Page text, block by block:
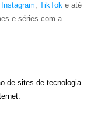
Instagram, TikTok e até
e séries com a
de sites de tecnologia